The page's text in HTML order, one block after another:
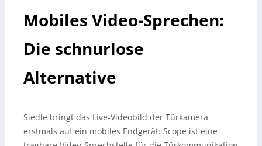
Mobiles Video-Sprechen:
Die schnurlose
Alternative
Siedle bringt das Live-Videobild der Türkamera
erstmals auf ein mobiles Endgerät: Scope ist eine